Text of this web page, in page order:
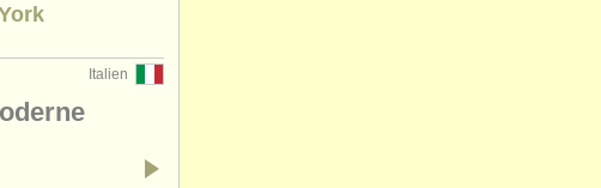
Italien